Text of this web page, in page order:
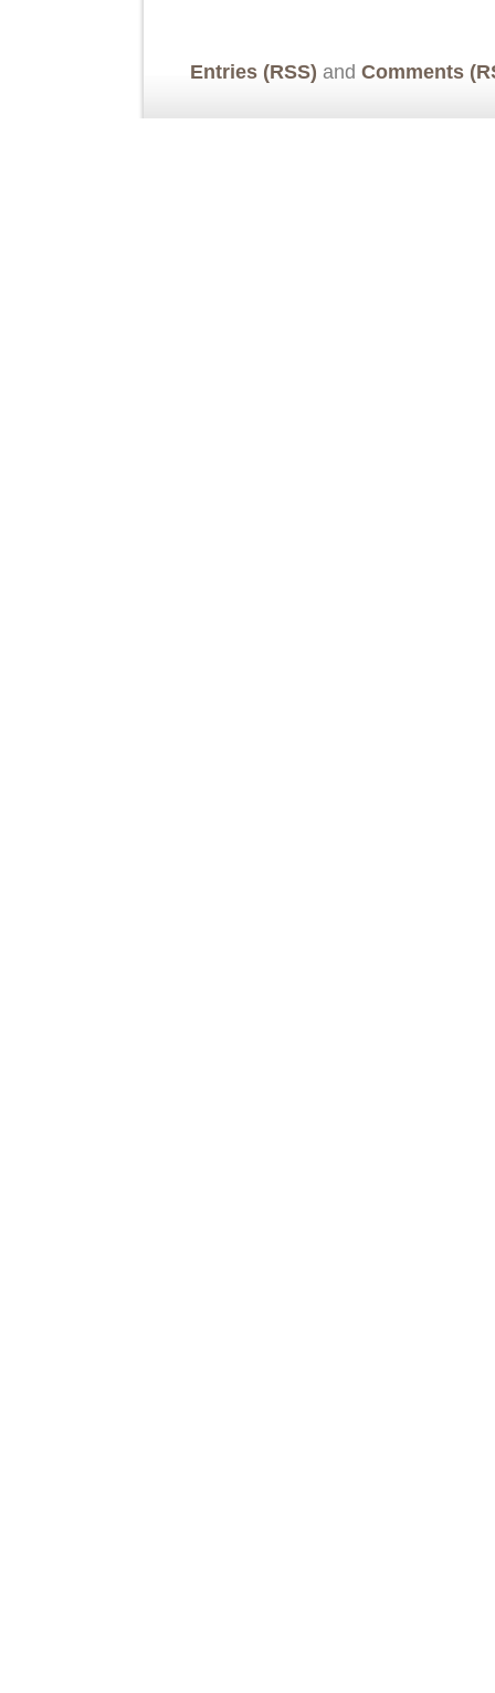
Entries (RSS) and Comments